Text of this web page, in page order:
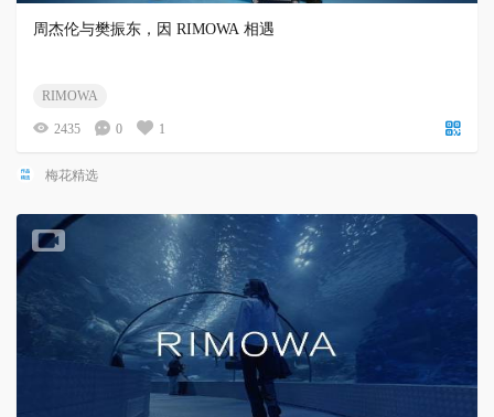
周杰伦与樊振东，因 RIMOWA 相遇
RIMOWA
2435 0 1
梅花精选